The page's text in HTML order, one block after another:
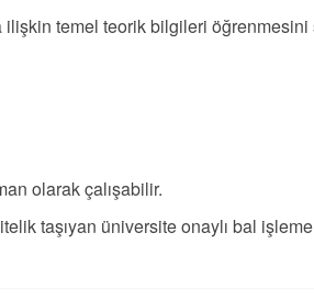
temel teorik bilgileri öğrenmesini
olarak çalışabilir.
taşıyan üniversite onaylı bal